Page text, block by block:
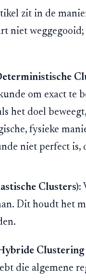
zit in de
niet
om exact te
het doel
fysieke
niet perfect is,
Clusters):
Dit houdt het
Clustering
die algemene